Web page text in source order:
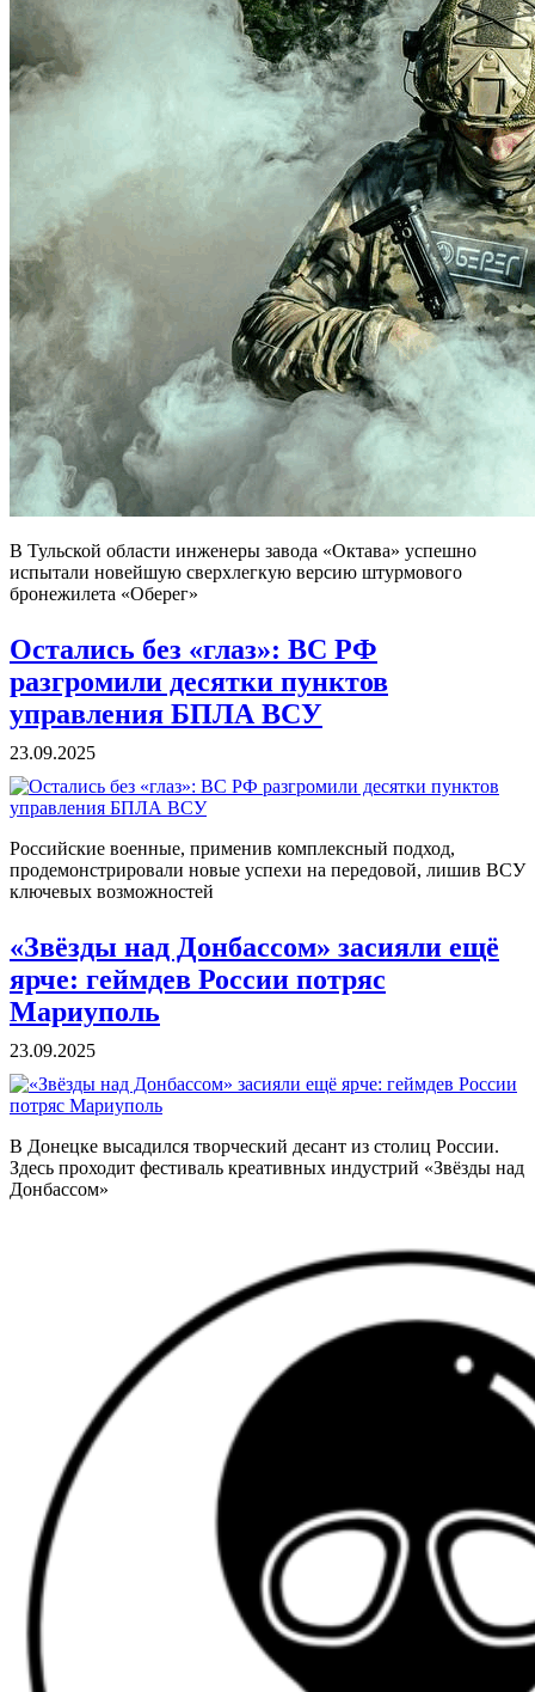
В Тульской области инженеры завода «Октава» успешно
испытали новейшую сверхлегкую версию штурмового
бронежилета «Оберег»
Остались без «глаз»: ВС РФ
разгромили десятки пунктов
управления БПЛА ВСУ
23.09.2025
Российские военные, применив комплексный подход,
продемонстрировали новые успехи на передовой, лишив ВСУ
ключевых возможностей
«Звёзды над Донбассом» засияли ещё
ярче: геймдев России потряс
Мариуполь
23.09.2025
В Донецке высадился творческий десант из столиц России.
Здесь проходит фестиваль креативных индустрий «Звёзды над
Донбассом»